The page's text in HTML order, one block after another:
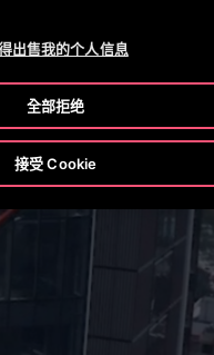
0800 221 685
我們公司
出售我的个人信息
全部拒绝
接受 Cookie